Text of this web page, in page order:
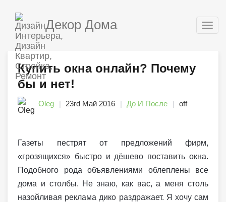
Декор Дома
Купить окна онлайн? Почему
бы и нет!
Oleg 23rd Май 2016 До И После off
Газеты пестрят от предложений фирм,
«грозящихся» быстро и дёшево поставить окна.
Подобного рода объявлениями облеплены все
дома и столбы. Не знаю, как вас, а меня столь
назойливая реклама дико раздражает. Я хочу сам